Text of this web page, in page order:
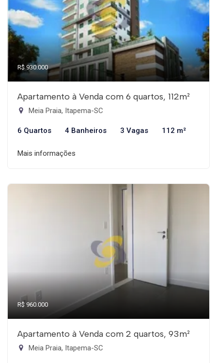
R$ 930.000
Apartamento à Venda com 6 quartos, 112m²
Meia Praia, Itapema-SC
6 Quartos 4 Banheiros 3 Vagas 112 m²
Mais informações
R$ 960.000
Apartamento à Venda com 2 quartos, 93m²
Meia Praia, Itapema-SC